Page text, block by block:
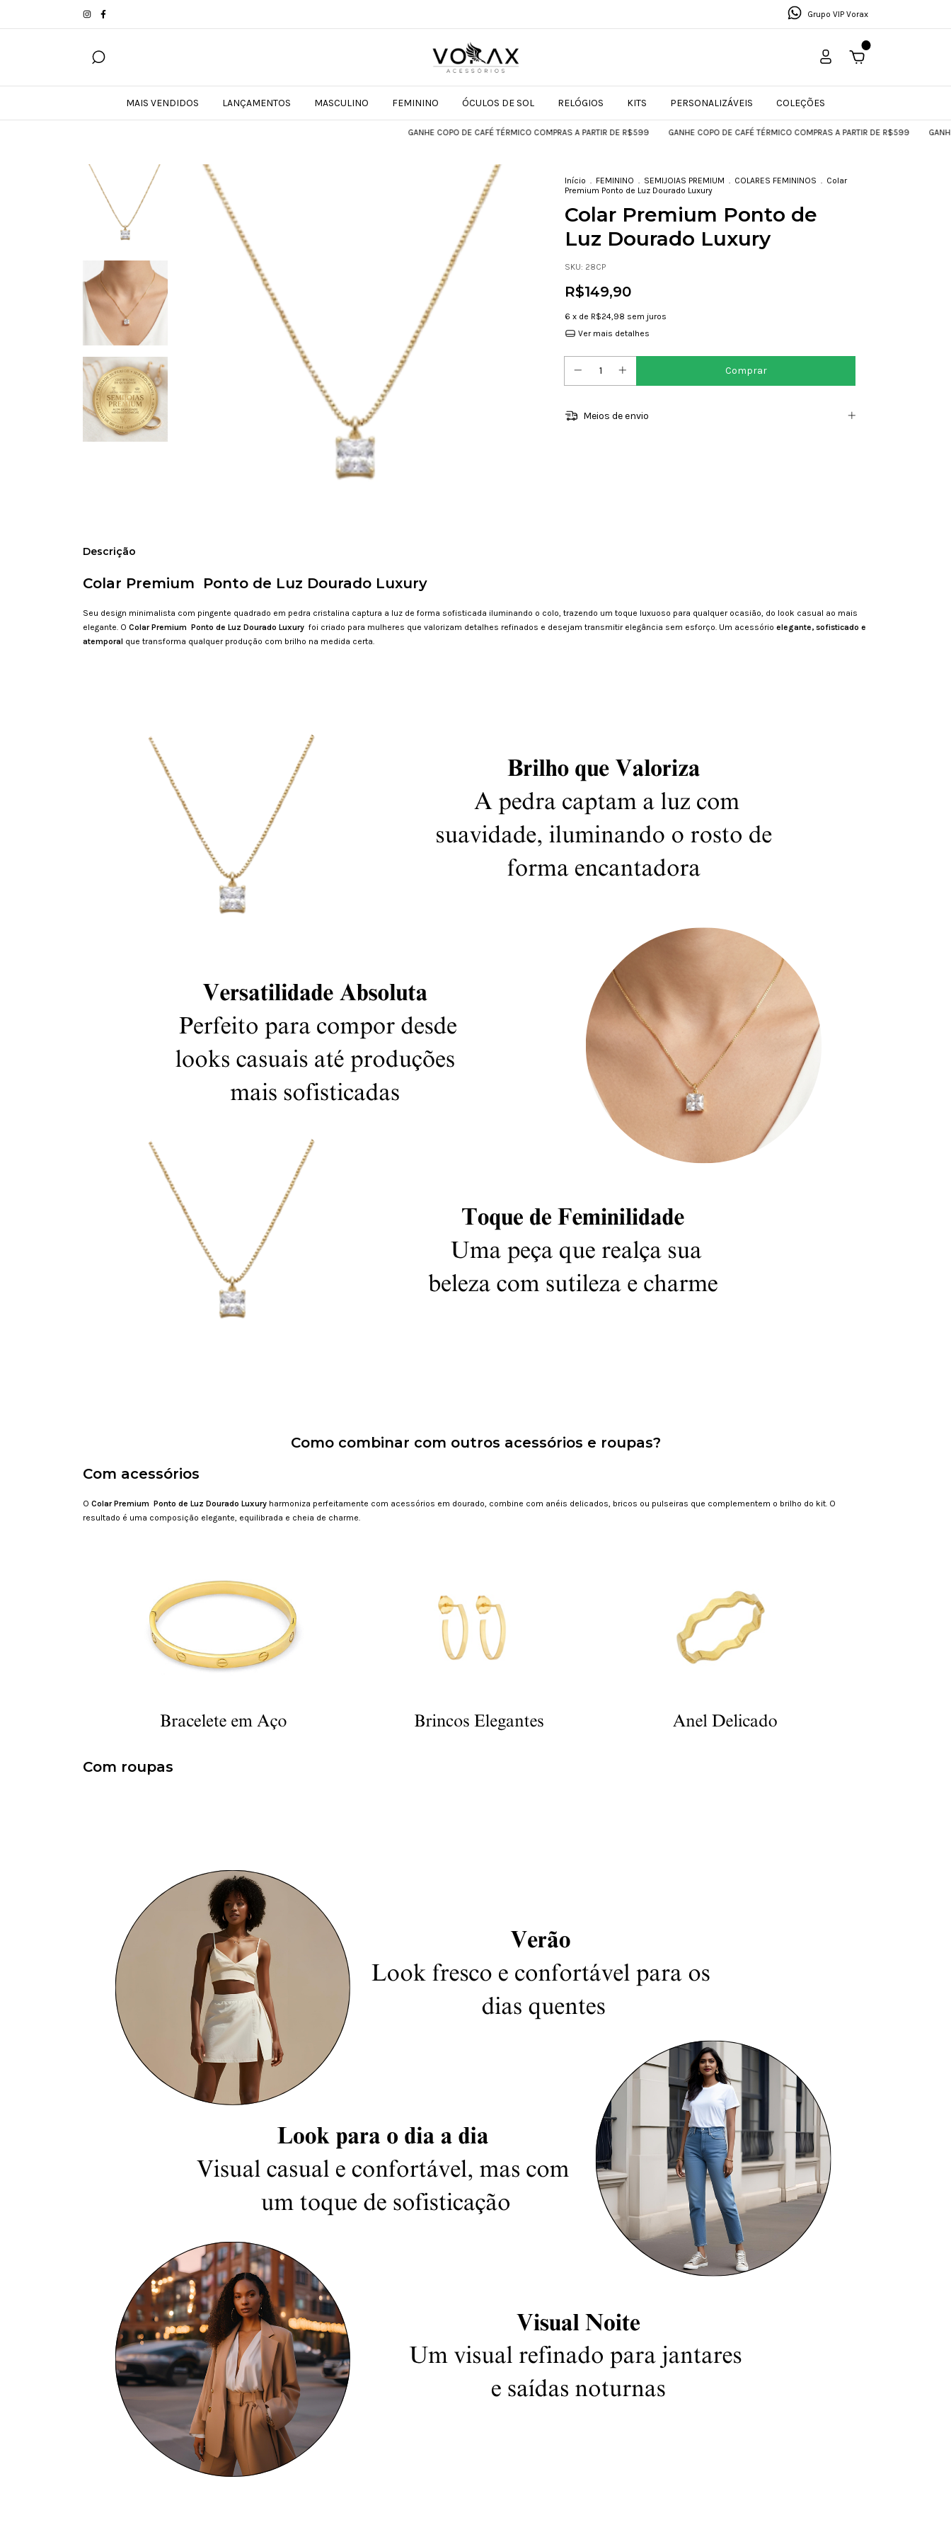
Grupo VIP Vorax
MAIS VENDIDOS LANÇAMENTOS MASCULINO FEMININO ÓCULOS DE SOL RELÓGIOS KITS PERSONALIZÁVEIS COLEÇÕES
GANHE COPO DE CAFÉ TÉRMICO COMPRAS A PARTIR DE R$599 GANHE COPO DE CAFÉ TÉRMICO COMPRAS A PARTIR DE R$599 GANHE COPO
Início . FEMININO . SEMIJOIAS PREMIUM . COLARES FEMININOS . Colar
Premium Ponto de Luz Dourado Luxury
Colar Premium Ponto de
Luz Dourado Luxury
SKU: 28CP
R$149,90
6 x de R$24,98 sem juros
Ver mais detalhes
Meios de envio
Descrição
Colar Premium Ponto de Luz Dourado Luxury
Seu design minimalista com pingente quadrado em pedra cristalina captura a luz de forma sofisticada iluminando o colo, trazendo um toque luxuoso para qualquer ocasião, do look casual ao mais
elegante. O Colar Premium Ponto de Luz Dourado Luxury foi criado para mulheres que valorizam detalhes refinados e desejam transmitir elegância sem esforço. Um acessório elegante, sofisticado e
atemporal que transforma qualquer produção com brilho na medida certa.
Como combinar com outros acessórios e roupas?
Com acessórios
O Colar Premium Ponto de Luz Dourado Luxury harmoniza perfeitamente com acessórios em dourado, combine com anéis delicados, bricos ou pulseiras que complementem o brilho do kit. O
resultado é uma composição elegante, equilibrada e cheia de charme.
Com roupas